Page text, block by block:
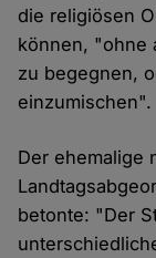
die religiösen
können, "ohne
zu begegnen,
einzumischen".
Der ehemalige
betonte: "Der